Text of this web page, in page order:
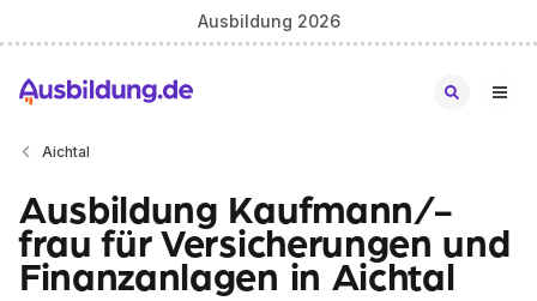
Ausbildung 2026
Aichtal
Ausbildung Kaufmann/-
frau für Versicherungen und
Finanzanlagen in Aichtal